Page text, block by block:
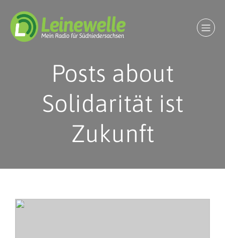
Posts about
Solidarität ist
Zukunft